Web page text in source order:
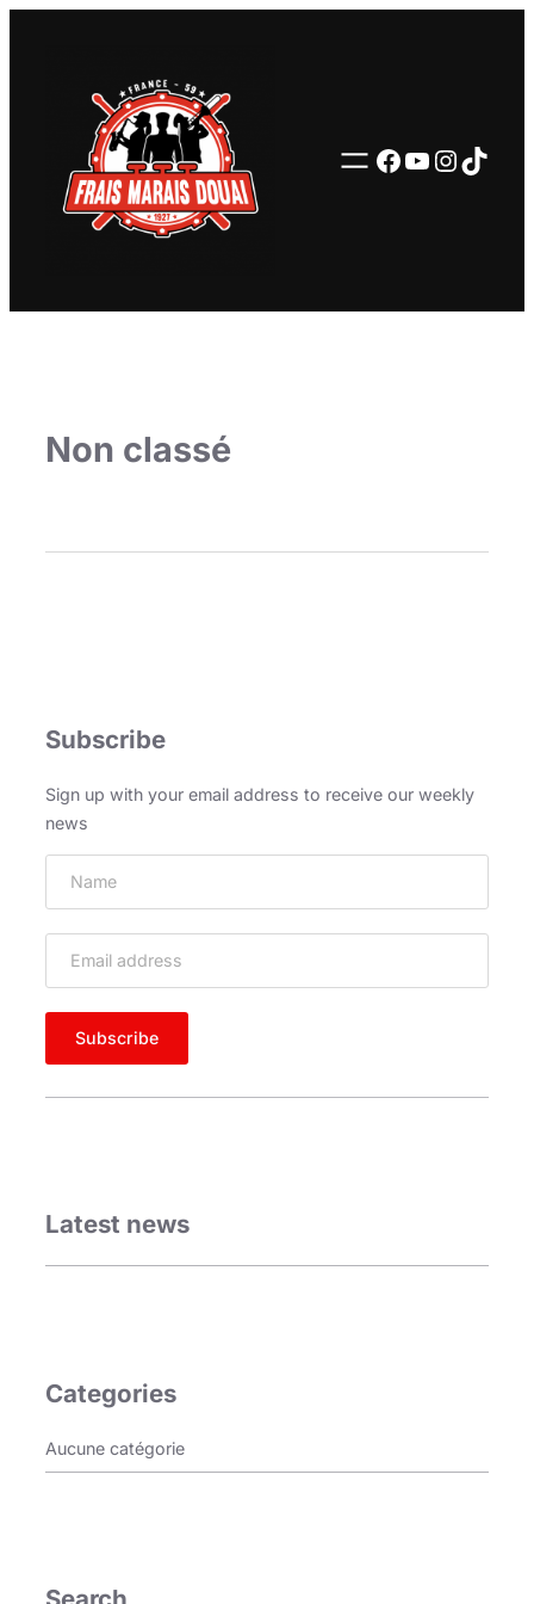
Facebook
YouTube
Non classé
Subscribe
Sign up with your email address to receive our weekly
news
Latest news
Categories
Aucune catégorie